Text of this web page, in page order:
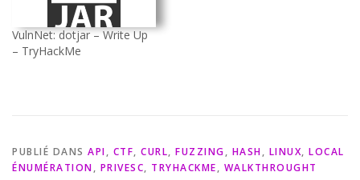
VulnNet: dotjar – Write Up
– TryHackMe
PUBLIÉ DANS API, CTF, CURL, FUZZING, HASH, LINUX, LOCAL
ÉNUMÉRATION, PRIVESC, TRYHACKME, WALKTHROUGHT